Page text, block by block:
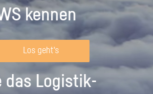
kennen
Los geht's
das Logistik­